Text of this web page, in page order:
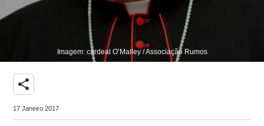
Imagem: cardeal O’Malley / Associação Rumos
share
17 Janeiro 2017